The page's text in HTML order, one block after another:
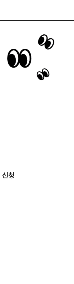
신청